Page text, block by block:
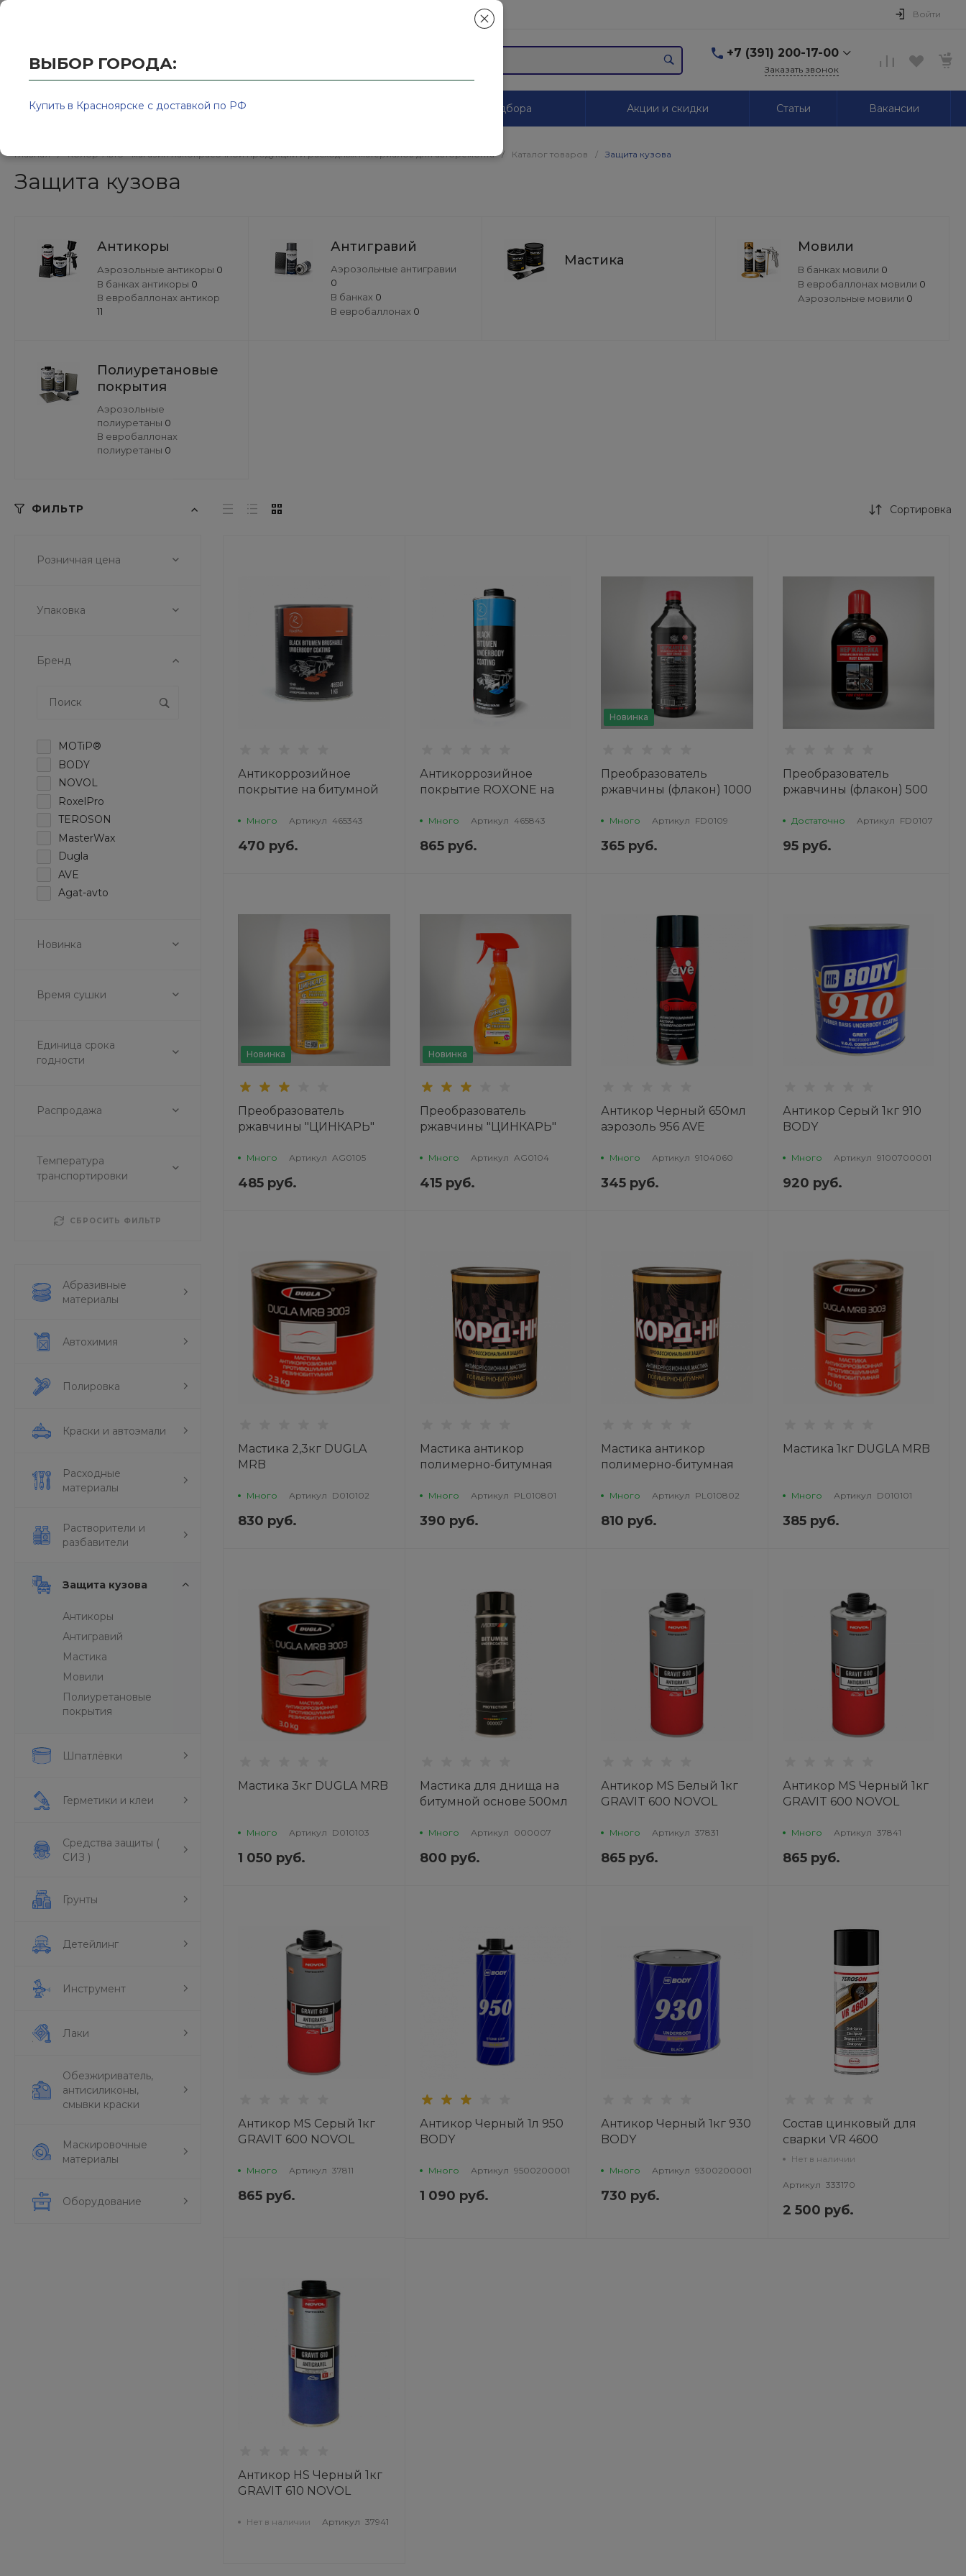
Войти
+7 (391) 200-17-00
г. Красноярск,
Выходной
+7 (319) 218-03-30
Заказать звонок
Каталог товаров Системы цветоподбора Акции и скидки Статьи Вакансии
Главная / Колор-Авто - магазин лакокрасочной продукции и расходных материалов для авторемонта / Каталог товаров / Защита кузова
Защита кузова
Антикоры
Аэрозольные антикоры 0
В банках антикоры 0
В евробаллонах антикор
11
Антигравий
Аэрозольные антигравии
0
В банках 0
В евробаллонах 0
Мастика
Мовили
В банках мовили 0
В евробаллонах мовили 0
Аэрозольные мовили 0
Полиуретановые
покрытия
Аэрозольные
полиуретаны 0
В евробаллонах
полиуретаны 0
ФИЛЬТР
Розничная цена
Упаковка
Бренд
MOTiP®
BODY
NOVOL
RoxelPro
TEROSON
MasterWax
Dugla
AVE
Agat-avto
Новинка
Время сушки
Единица срока
годности
Распродажа
Температура
транспортировки
СБРОСИТЬ ФИЛЬТР
Абразивные
материалы
Автохимия
Полировка
Краски и автоэмали
Расходные
материалы
Растворители и
разбавители
Защита кузова
Антикоры
Антигравий
Мастика
Мовили
Полиуретановые
покрытия
Шпатлёвки
Герметики и клеи
Средства защиты (
СИЗ )
Грунты
Детейлинг
Инструмент
Лаки
Обезжириватель,
антисиликоны,
смывки краски
Маскировочные
материалы
Оборудование
Сортировка
Антикоррозийное
покрытие на битумной
неокрашиваемое,
ROXELPRO
Много Артикул 465343
470 руб.
Антикоррозийное
покрытие ROXONE на
неокрашиваемое,
Много Артикул 465843
865 руб.
Новинка
Преобразователь
ржавчины (флакон) 1000
Много Артикул FD0109
365 руб.
Преобразователь
ржавчины (флакон) 500
Достаточно Артикул FD0107
95 руб.
Новинка
Преобразователь
ржавчины "ЦИНКАРЬ"
Много Артикул AG0105
485 руб.
Новинка
Преобразователь
ржавчины "ЦИНКАРЬ"
AGAT
Много Артикул AG0104
415 руб.
Антикор Черный 650мл
аэрозоль 956 AVE
Много Артикул 9104060
345 руб.
Антикор Серый 1кг 910
BODY
Много Артикул 9100700001
920 руб.
Мастика 2,3кг DUGLA
MRB
Много Артикул D010102
830 руб.
Мастика антикор
полимерно-битумная
Много Артикул PL010801
390 руб.
Мастика антикор
полимерно-битумная
ПОЛИХИМ
Много Артикул PL010802
810 руб.
Мастика 1кг DUGLA MRB
Много Артикул D010101
385 руб.
Мастика 3кг DUGLA MRB
Много Артикул D010103
1 050 руб.
Мастика для днища на
битумной основе 500мл
Много Артикул 000007
800 руб.
Антикор MS Белый 1кг
GRAVIT 600 NOVOL
Много Артикул 37831
865 руб.
Антикор MS Черный 1кг
GRAVIT 600 NOVOL
Много Артикул 37841
865 руб.
Антикор MS Серый 1кг
GRAVIT 600 NOVOL
Много Артикул 37811
865 руб.
Антикор Черный 1л 950
BODY
Много Артикул 9500200001
1 090 руб.
Антикор Черный 1кг 930
BODY
Много Артикул 9300200001
730 руб.
Состав цинковый для
сварки VR 4600
аэрозоль 400мл
Нет в наличии
Артикул 333170
2 500 руб.
Антикор HS Черный 1кг
GRAVIT 610 NOVOL
Нет в наличии Артикул 37941
ВЫБОР ГОРОДА:
Купить в Красноярске с доставкой по РФ